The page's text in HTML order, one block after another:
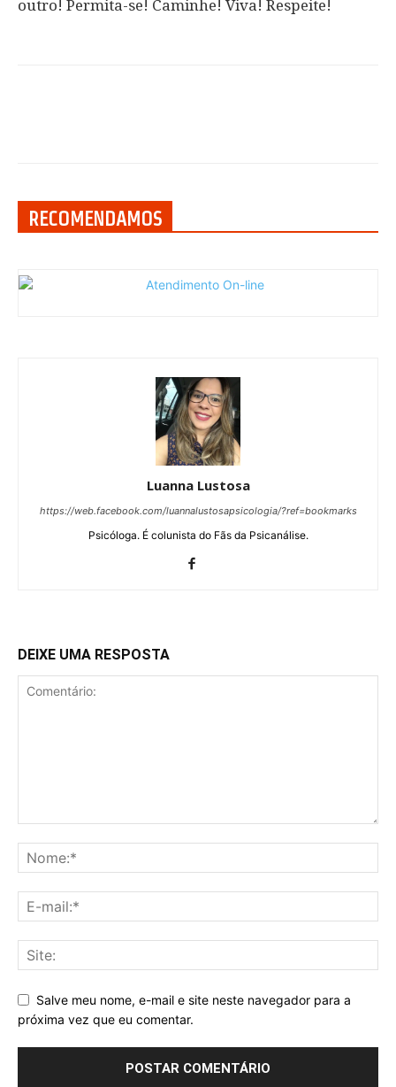
outro! Permita-se! Caminhe! Viva! Respeite!
RECOMENDAMOS
Luanna Lustosa
https://web.facebook.com/luannalustosapsicologia/?ref=bookmarks
Psicóloga. É colunista do Fãs da Psicanálise.
DEIXE UMA RESPOSTA
Salve meu nome, e-mail e site neste navegador para a
próxima vez que eu comentar.